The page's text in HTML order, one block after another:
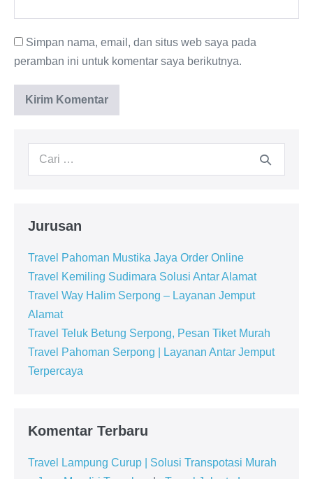
Simpan nama, email, dan situs web saya pada
peramban ini untuk komentar saya berikutnya.
Jurusan
Travel Pahoman Mustika Jaya Order Online
Travel Kemiling Sudimara Solusi Antar Alamat
Travel Way Halim Serpong – Layanan Jemput
Alamat
Travel Teluk Betung Serpong, Pesan Tiket Murah
Travel Pahoman Serpong | Layanan Antar Jemput
Terpercaya
Komentar Terbaru
Travel Lampung Curup | Solusi Transpotasi Murah